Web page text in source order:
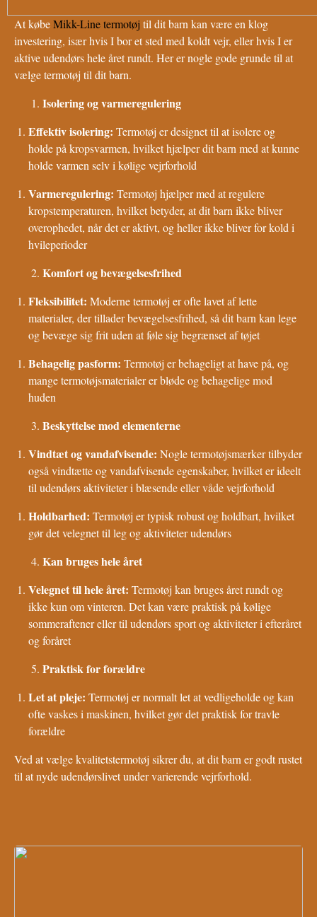
At købeMikk-Line termotøj til dit barn kan være en klog
investering, især hvis I bor et sted med koldt vejr, eller hvis I er
aktive udendørs hele året rundt. Her er nogle gode grunde til at
vælge termotøj til dit barn.
Isolering og varmeregulering
Effektiv isolering:Termotøj er designet til at isolere og
holde på kropsvarmen, hvilket hjælper dit barn med at kunne
holde varmen selv i kølige vejrforhold
Varmeregulering:Termotøj hjælper med at regulere
kropstemperaturen, hvilket betyder, at dit barn ikke bliver
overophedet, når det er aktivt, og heller ikke bliver for kold i
hvileperioder
Komfort og bevægelsesfrihed
Fleksibilitet:Moderne termotøj er ofte lavet af lette
materialer, der tillader bevægelsesfrihed, så dit barn kan lege
og bevæge sig frit uden at føle sig begrænset af tøjet
Behagelig pasform:Termotøj er behageligt at have på, og
mange termotøjsmaterialer er bløde og behagelige mod
huden
Beskyttelse mod elementerne
Vindtæt og vandafvisende:Nogle termotøjsmærker tilbyder
også vindtætte og vandafvisende egenskaber, hvilket er ideelt
til udendørs aktiviteter i blæsende eller våde vejrforhold
Holdbarhed:Termotøj er typisk robust og holdbart, hvilket
gør det velegnet til leg og aktiviteter udendørs
Kan bruges hele året
Velegnet til hele året:Termotøj kan bruges året rundt og
ikke kun om vinteren. Det kan være praktisk på kølige
sommeraftener eller til udendørs sport og aktiviteter i efteråret
og foråret
Praktisk for forældre
Let at pleje:Termotøj er normalt let at vedligeholde og kan
ofte vaskes i maskinen, hvilket gør det praktisk for travle
forældre
Ved at vælge kvalitetstermotøj sikrer du, at dit barn er godt rustet
til at nyde udendørslivet under varierende vejrforhold.